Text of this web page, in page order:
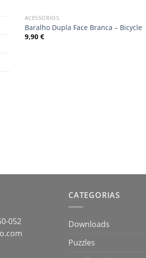
Add
to
ACESSÓRIOS
Baralho Dupla Face Branca – Bicycle
9,90 €
052
CATEGORIAS
Downloads
Puzzles